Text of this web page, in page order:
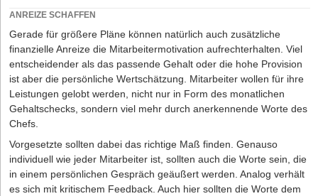
Verständlichkeit ist eine der wichtigs­ten Voraussetzungen, um
präsentiert, muss sich überlegen, ob diese bei den Adressaten
besser werden Sie verstanden. Dies ist eine Binsenweisheit,
dennoch wird ständig gegen sie verstoßen. Jedes Argument kann
in unkomplizierter Weise mit geläufigen und anschaulichen
Formulierungen erläutert werden. Je schwieriger der Inhalt ist,
geläufige Wörter, nachvollziehbare Bilder und Vergleiche sind die
wesentlichen Instrumente.
Durch visuelle Unterstützung wird eine einfache Darstellung
ANREIZE SCHAFFEN
Gerade für größere Pläne können natürlich auch zusätzliche
finanzielle Anreize die Mitarbeitermotivation aufrechterhalten. Viel
entscheidender als das passende Gehalt oder die hohe Provision
ist aber die persönliche Wertschätzung. Mitarbeiter wollen für ihre
Leistungen gelobt werden, nicht nur in Form des monatlichen
Gehaltschecks, sondern viel mehr durch anerkennende Worte des
Chefs.
Vorgesetzte sollten dabei das richtige Maß finden. Genauso
individuell wie jeder Mitarbeiter ist, sollten auch die Worte sein, die
in einem persönlichen Gespräch geäußert werden. Analog verhält
es sich mit kritischem Feedback. Auch hier sollten die Worte dem